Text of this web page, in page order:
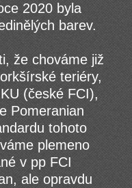
2020 byla
barev.
že chováme již
teriéry,
(české FCI),
Pomeranian
tohoto
plemeno
v pp FCI
ale opravdu